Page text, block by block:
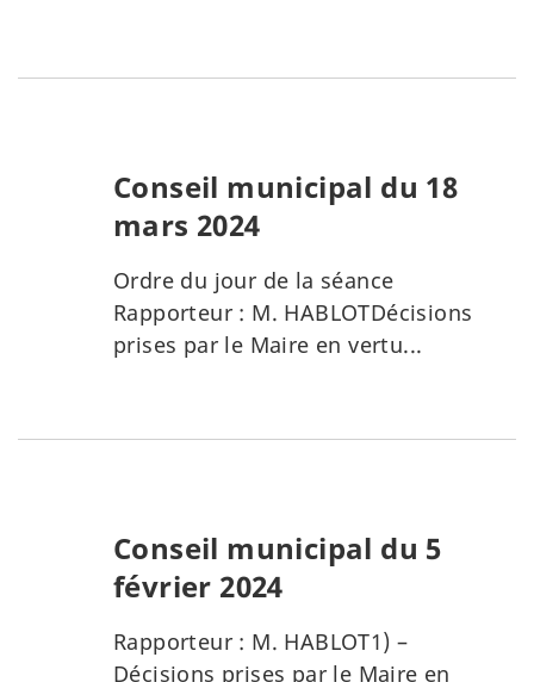
Conseil municipal du 18
mars 2024
Ordre du jour de la séance
Rapporteur : M. HABLOTDécisions
prises par le Maire en vertu...
Conseil municipal du 5
février 2024
Rapporteur : M. HABLOT1) –
Décisions prises par le Maire en